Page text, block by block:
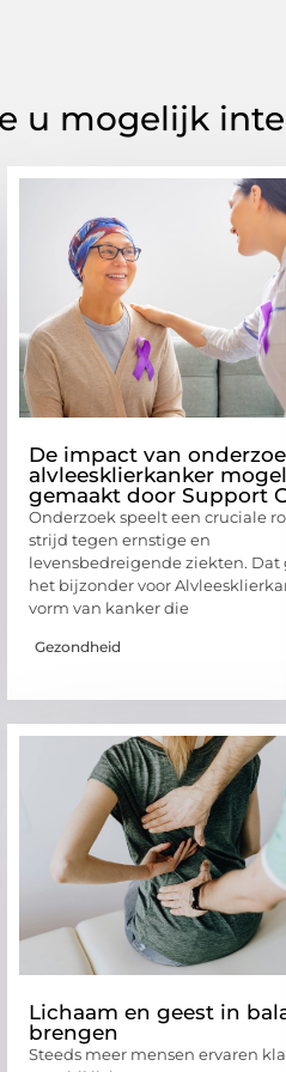
u mogelijk
De impact van
alvleesklierkanker
gemaakt door Support
Onderzoek speelt een cruciale
strijd tegen ernstige en
levensbedreigende ziekten. Dat
het bijzonder voor
vorm van kanker die
Gezondheid
Lichaam en geest in
brengen
Steeds meer mensen ervaren